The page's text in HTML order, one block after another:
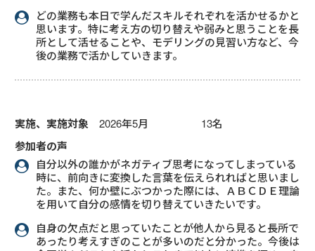
どの業務も本日で学んだスキルそれぞれを活かせるかと
思います。特に考え方の切り替えや弱みと思うことを長
所として活せることや、モデリングの見習い方など、今
後の業務で活かしていきます。
実施、実施対象 2026年5月 13名
参加者の声
自分以外の誰かがネガティブ思考になってしまっている
時に、前向きに変換した言葉を伝えられればと思いまし
た。また、何か壁にぶつかった際には、ＡＢＣＤＥ理論
を用いて自分の感情を切り替えていきたいです。
自身の欠点だと思っていたことが他人から見ると長所で
あったり考えすぎのことが多いのだと分かった。今後は